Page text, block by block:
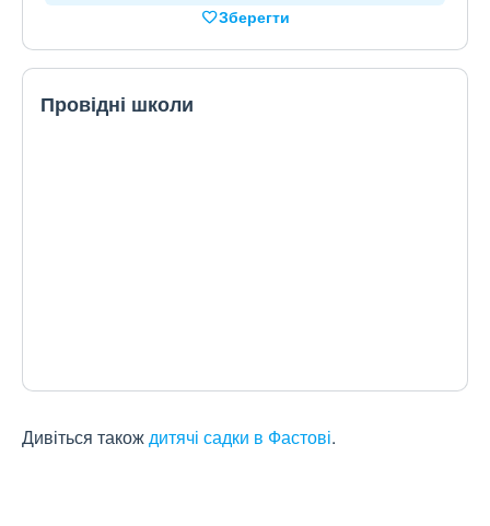
Зберегти
Провідні школи
Дивіться такождитячі садки в Фастові.